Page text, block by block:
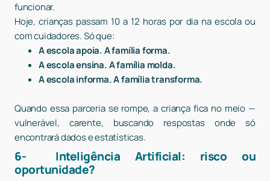
funcionar.
Hoje, crianças passam 10 a 12 horas por dia na escola ou
com cuidadores. Só que:
A escola apoia. A família forma.
A escola ensina. A família molda.
A escola informa. A família transforma.
Quando essa parceria se rompe, a criança fica no meio —
vulnerável, carente, buscando respostas onde só
encontrará dados e estatísticas.
6- Inteligência Artificial: risco ou
oportunidade?